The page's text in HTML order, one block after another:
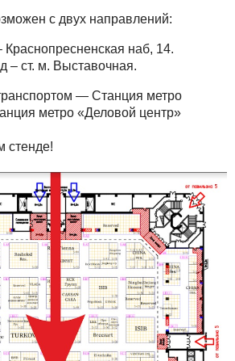
с двух направлений:
наб, 14.
– ст. м. Выставочная.
— Станция метро
метро «Деловой центр»
стенде!